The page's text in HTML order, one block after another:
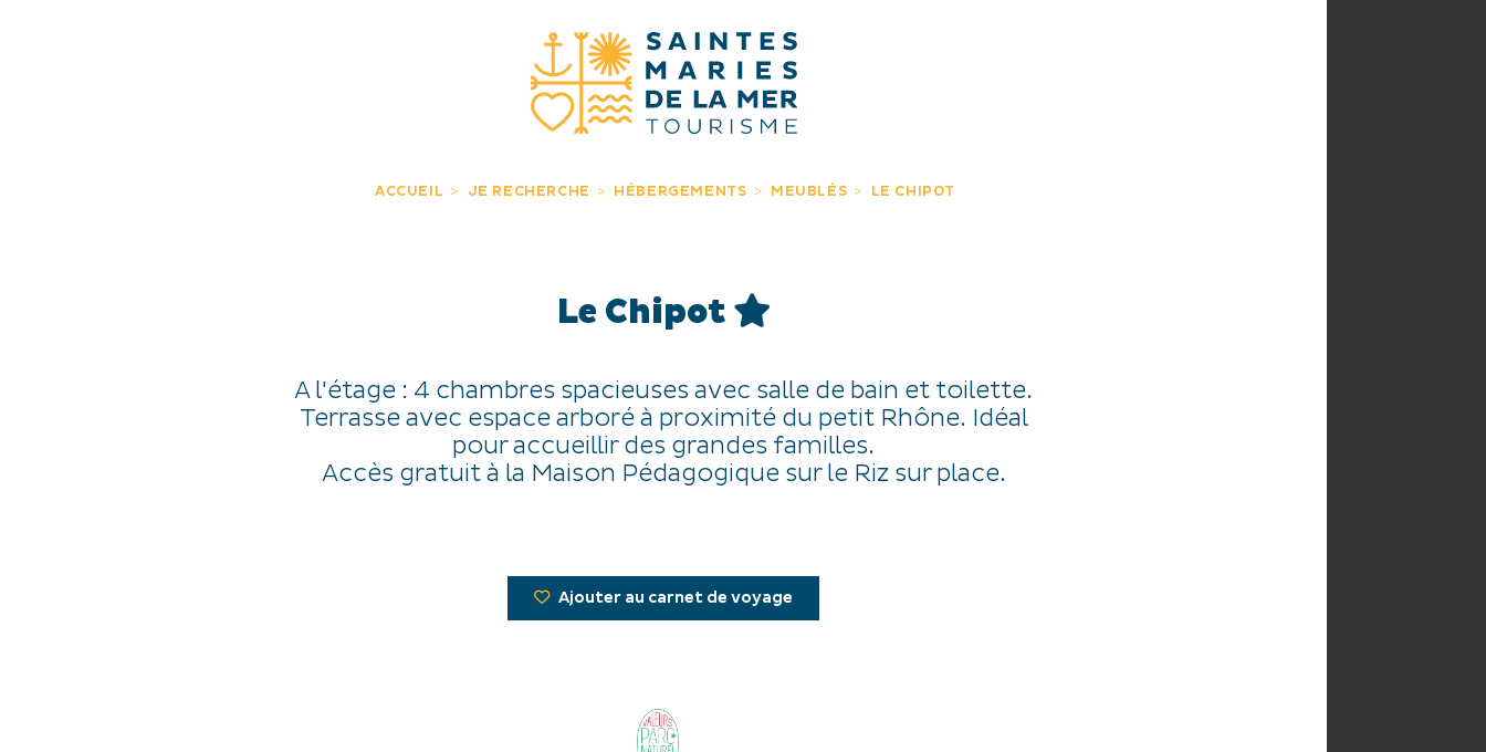
ACCUEIL JE RECHERCHE HÉBERGEMENTS MEUBLÉS LE CHIPOT
Le Chipot
A l'étage : 4 chambres spacieuses avec salle de bain et toilette.
Terrasse avec espace arboré à proximité du petit Rhône. Idéal
pour accueillir des grandes familles.
Accès gratuit à la Maison Pédagogique sur le Riz sur place.
Ajouter au carnet de voyage